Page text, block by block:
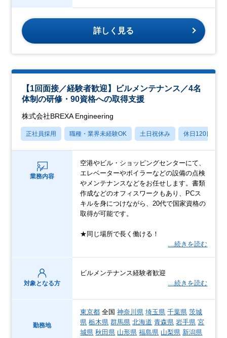
詳しく見る
【1回面接／経験者歓迎】ビルメンテナンス／4名
体制の研修・90資格への取得支援
株式会社BREXA Engineering
正社員採用 職種・業界未経験OK 土日祝休み 休日120日以上
業務内容
空港やビル・ショッピングセンターにて、
エレベーターやボイラーなどの設備の点検
やメンテナンスなどをお任せします。書類
作成などのオフィスワークもあり、PCス
キルを身につけながら、20代で国家資格の
取得が可能です。
★同じ場所で長く働ける！
…続きを読む
対象となる方
ビルメンテナンス経験者歓迎
…続きを読む
勤務地
東京都 全国神奈川県 埼玉県 千葉県 茨城
県 栃木県 群馬県 北海道 青森県 岩手県 宮
城県 秋田県 山形県 福島県 山梨県 新潟県